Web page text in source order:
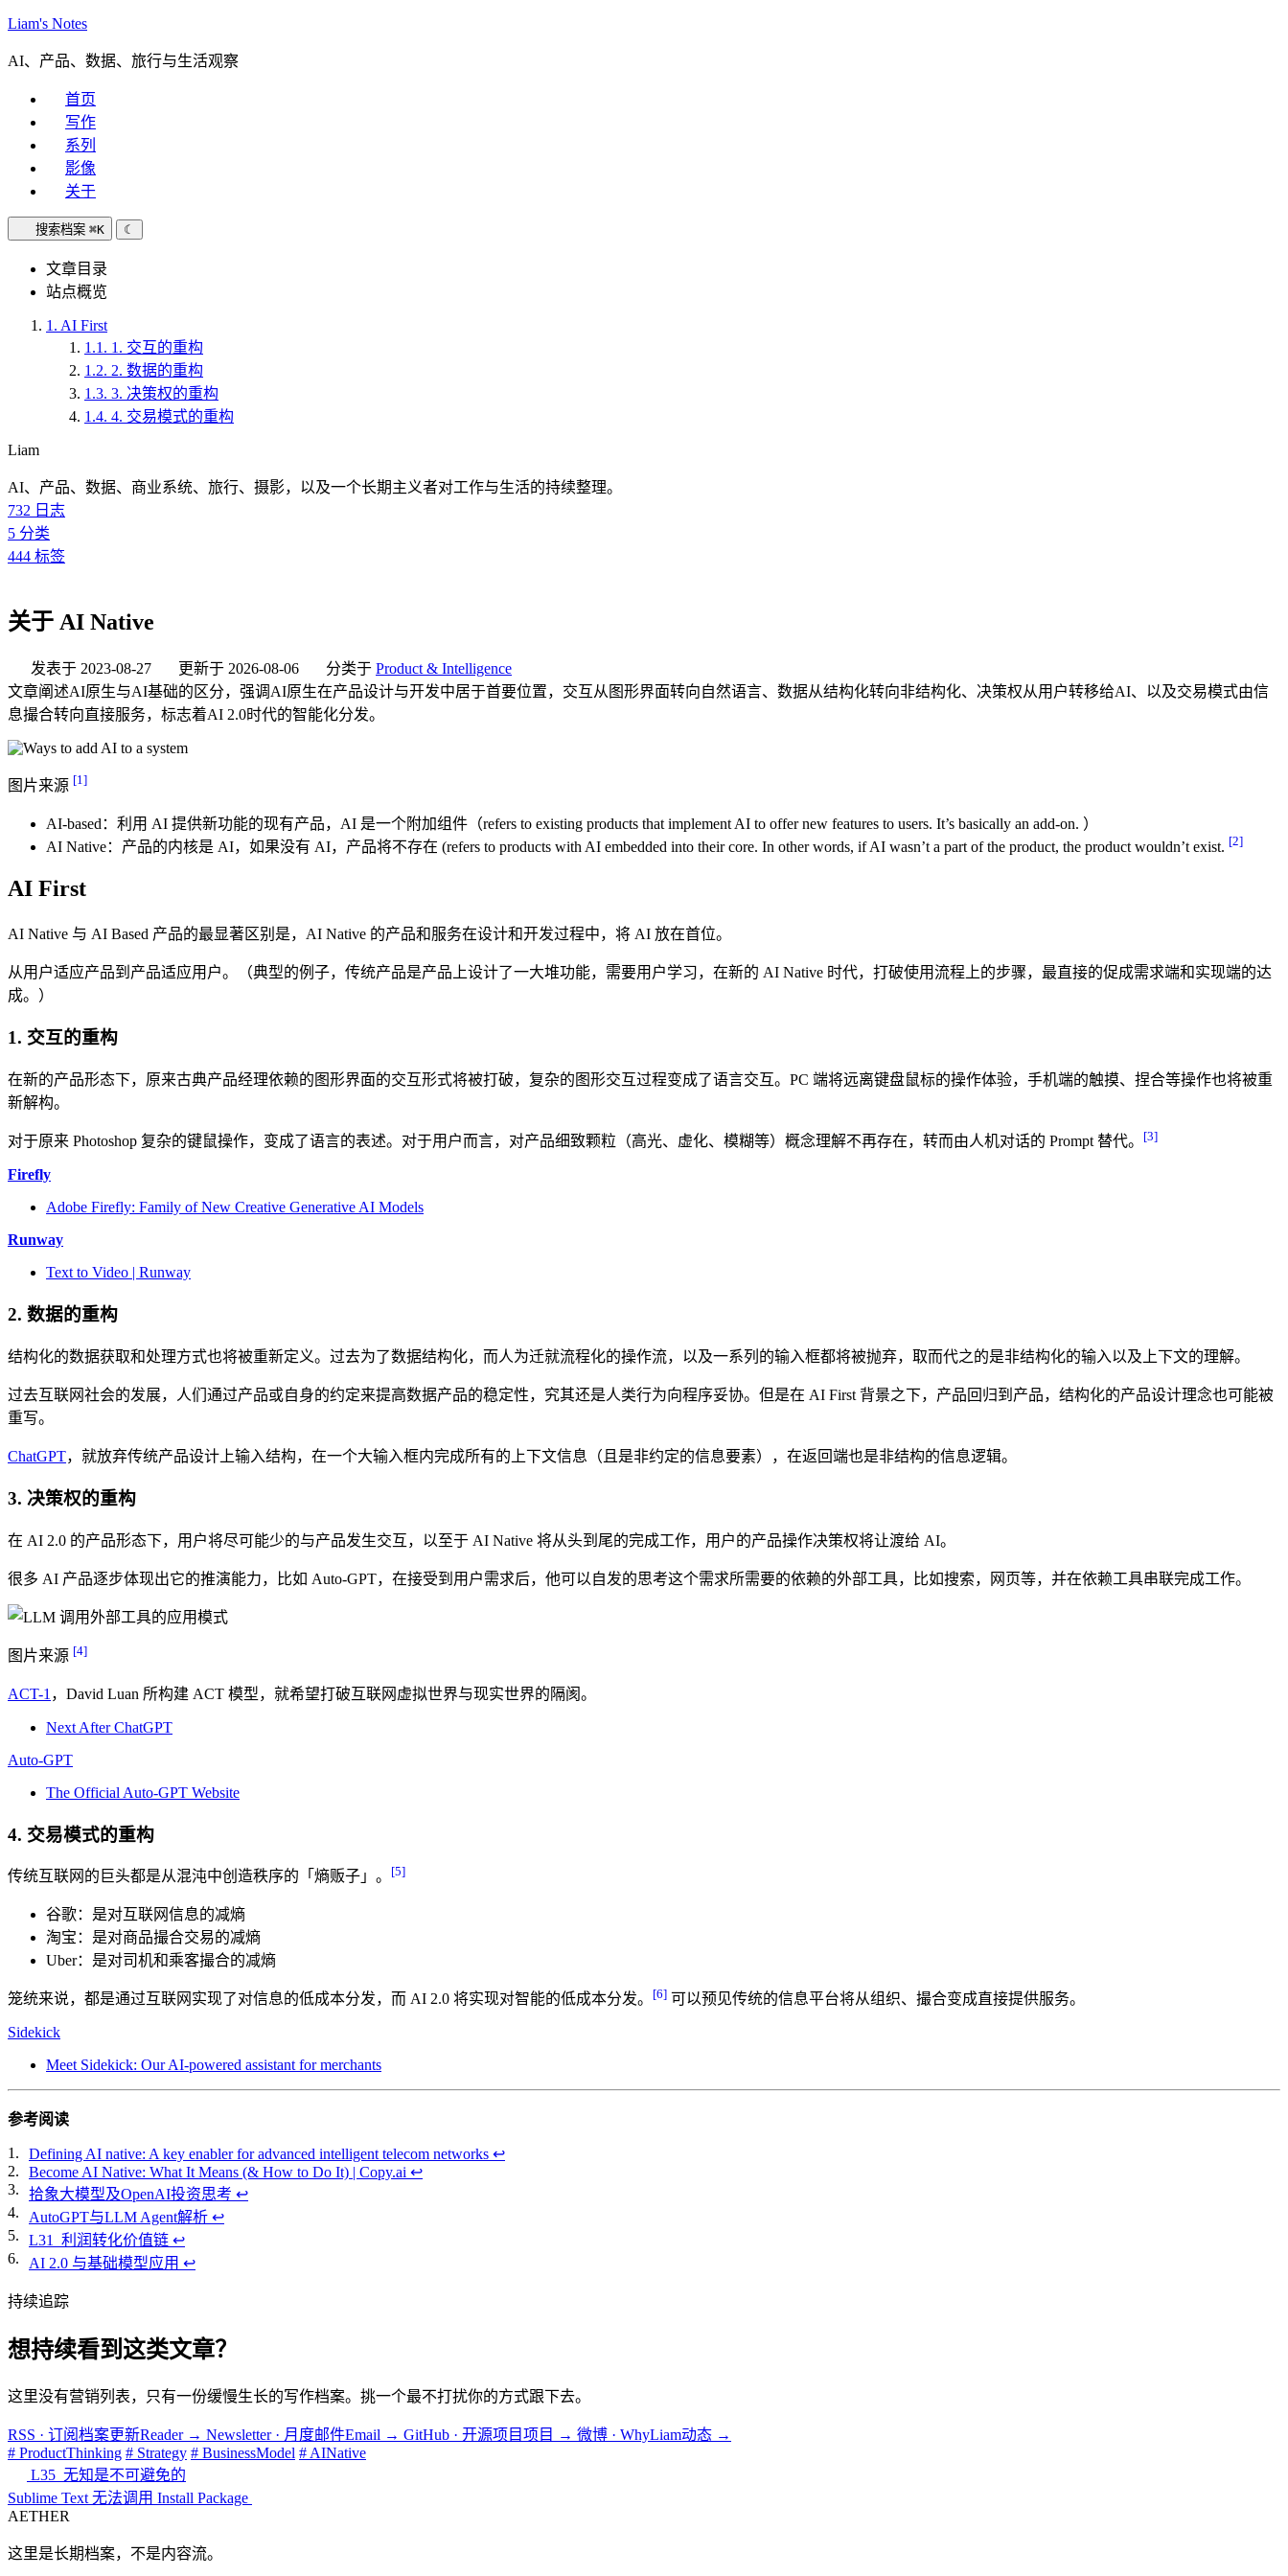
Liam's Notes
AI、产品、数据、旅行与生活观察
首页
写作
系列
影像
关于
搜索档案 ⌘K ☾
文章目录
站点概览
1. AI First
1.1. 1. 交互的重构
1.2. 2. 数据的重构
1.3. 3. 决策权的重构
1.4. 4. 交易模式的重构
Liam
AI、产品、数据、商业系统、旅行、摄影，以及一个长期主义者对工作与生活的持续整理。
732 日志
5 分类
444 标签
关于 AI Native
发表于 2023-08-27 更新于 2026-08-06 分类于 Product & Intelligence
文章阐述AI原生与AI基础的区分，强调AI原生在产品设计与开发中居于首要位置，交互从图形界面转向自然语言、数据从结构化转向非结构化、决策权从用户转移给AI、以及交易模式由信
息撮合转向直接服务，标志着AI 2.0时代的智能化分发。
图片来源 [1]
AI-based：利用 AI 提供新功能的现有产品，AI 是一个附加组件（refers to existing products that implement AI to offer new features to users. It’s basically an add-on. ）
AI Native：产品的内核是 AI，如果没有 AI，产品将不存在 (refers to products with AI embedded into their core. In other words, if AI wasn’t a part of the product, the product wouldn’t exist. [2]
AI First
AI Native 与 AI Based 产品的最显著区别是，AI Native 的产品和服务在设计和开发过程中，将 AI 放在首位。
从用户适应产品到产品适应用户。（典型的例子，传统产品是产品上设计了一大堆功能，需要用户学习，在新的 AI Native 时代，打破使用流程上的步骤，最直接的促成需求端和实现端的达
成。）
1. 交互的重构
在新的产品形态下，原来古典产品经理依赖的图形界面的交互形式将被打破，复杂的图形交互过程变成了语言交互。PC 端将远离键盘鼠标的操作体验，手机端的触摸、捏合等操作也将被重
新解构。
对于原来 Photoshop 复杂的键鼠操作，变成了语言的表述。对于用户而言，对产品细致颗粒（高光、虚化、模糊等）概念理解不再存在，转而由人机对话的 Prompt 替代。 [3]
Firefly
Adobe Firefly: Family of New Creative Generative AI Models
Runway
Text to Video | Runway
2. 数据的重构
结构化的数据获取和处理方式也将被重新定义。过去为了数据结构化，而人为迁就流程化的操作流，以及一系列的输入框都将被抛弃，取而代之的是非结构化的输入以及上下文的理解。
过去互联网社会的发展，人们通过产品或自身的约定来提高数据产品的稳定性，究其还是人类行为向程序妥协。但是在 AI First 背景之下，产品回归到产品，结构化的产品设计理念也可能被
重写。
ChatGPT，就放弃传统产品设计上输入结构，在一个大输入框内完成所有的上下文信息（且是非约定的信息要素），在返回端也是非结构的信息逻辑。
3. 决策权的重构
在 AI 2.0 的产品形态下，用户将尽可能少的与产品发生交互，以至于 AI Native 将从头到尾的完成工作，用户的产品操作决策权将让渡给 AI。
很多 AI 产品逐步体现出它的推演能力，比如 Auto-GPT，在接受到用户需求后，他可以自发的思考这个需求所需要的依赖的外部工具，比如搜索，网页等，并在依赖工具串联完成工作。
图片来源 [4]
ACT-1 ，David Luan 所构建 ACT 模型，就希望打破互联网虚拟世界与现实世界的隔阂。
Next After ChatGPT
Auto-GPT
The Official Auto-GPT Website
4. 交易模式的重构
传统互联网的巨头都是从混沌中创造秩序的「熵贩子」。 [5]
谷歌：是对互联网信息的减熵
淘宝：是对商品撮合交易的减熵
Uber：是对司机和乘客撮合的减熵
笼统来说，都是通过互联网实现了对信息的低成本分发，而 AI 2.0 将实现对智能的低成本分发。 [6] 可以预见传统的信息平台将从组织、撮合变成直接提供服务。
Sidekick
Meet Sidekick: Our AI-powered assistant for merchants
参考阅读
1. Defining AI native: A key enabler for advanced intelligent telecom networks ↩
2.
Become AI Native: What It Means (& How to Do It) | Copy.ai ↩
3.
拾象大模型及OpenAI投资思考 ↩
4.
AutoGPT与LLM Agent解析 ↩
5.
L31_利润转化价值链 ↩
6.
AI 2.0 与基础模型应用 ↩
持续追踪
想持续看到这类文章？
这里没有营销列表，只有一份缓慢生长的写作档案。挑一个最不打扰你的方式跟下去。
RSS · 订阅档案更新Reader → Newsletter · 月度邮件Email → GitHub · 开源项目项目 → 微博 · WhyLiam动态 →
# ProductThinking # Strategy # BusinessModel # AINative
L35_无知是不可避免的
Sublime Text 无法调用 Install Package
AETHER
这里是长期档案，不是内容流。